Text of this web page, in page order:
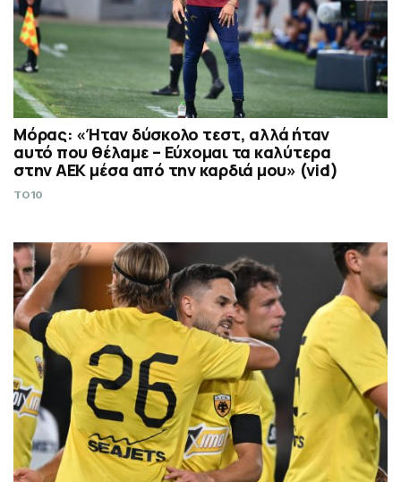
Μόρας: «Ήταν δύσκολο τεστ, αλλά ήταν
αυτό που θέλαμε – Εύχομαι τα καλύτερα
στην ΑΕΚ μέσα από την καρδιά μου» (vid)
TO10